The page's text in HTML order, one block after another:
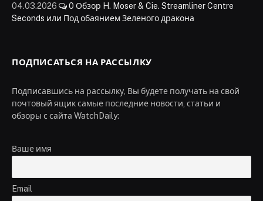
04.03.2026 0 Обзор H. Moser & Cie. Streamliner Centre
Seconds или Под обаянием Зеленого дракона
ПОДПИСАТЬСЯ НА РАССЫЛКУ
Подписавшись на рассылку, Вы будете получать на свой
почтовый ящик самые последние новости, статьи и
обзоры с сайта WatchDaily:
Ваше имя
Email